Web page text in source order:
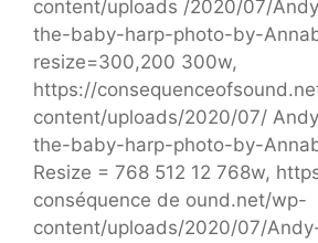
content/uploads /2020/07/
the-baby-harp-photo-by-
resize=300,200 300w,
https://
content/uploads/2020/07/
the-baby-harp-photo-by-
Resize = 768 512 12 768w,
conséquence de ound.net/wp-
content/uploads/2020/07/